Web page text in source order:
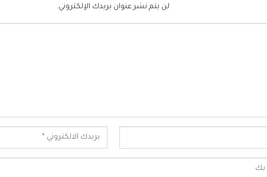
لن يتم نشر عنوان بريدك الإلكتروني.